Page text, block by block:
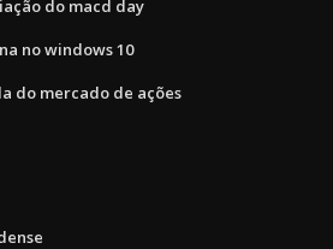
do macd day
no windows 10
do mercado de ações